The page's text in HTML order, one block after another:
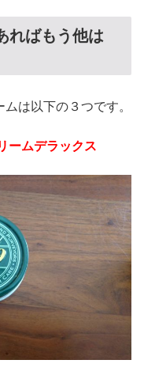
ればもう他は
は以下の３つです。
ームデラックス